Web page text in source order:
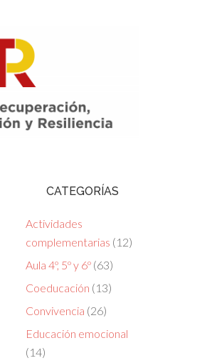
CATEGORÍAS
Actividades
complementarias (12)
Aula 4º, 5º y 6º (63)
Coeducación (13)
Convivencia (26)
Educación emocional
(14)